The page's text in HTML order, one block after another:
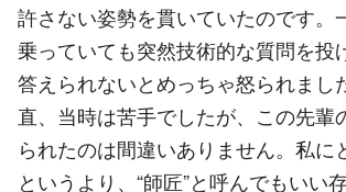
許さない姿勢を貫いていたのです。
乗っていても突然技術的な質問を投
答えられないとめっちゃ怒られまし
直、当時は苦手でしたが、この先輩
られたのは間違いありません。私に
というより、“師匠”と呼んでもいい